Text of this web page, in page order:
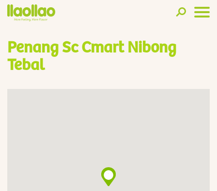
Penang Sc Cmart Nibong
Tebal